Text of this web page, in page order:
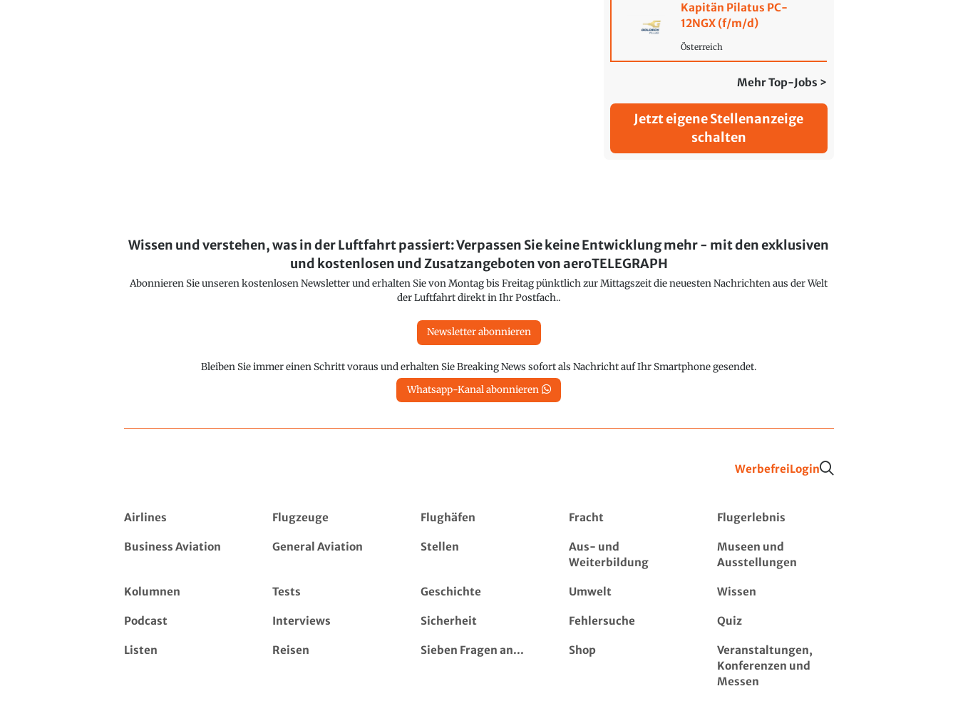
Kapitän Pilatus PC-
12NGX (f/m/d)
Österreich
Mehr Top-Jobs >
Jetzt eigene Stellenanzeige
schalten
Wissen und verstehen, was in der Luftfahrt passiert: Verpassen Sie keine Entwicklung mehr - mit den exklusiven
und kostenlosen und Zusatzangeboten von aeroTELEGRAPH
Abonnieren Sie unseren kostenlosen Newsletter und erhalten Sie von Montag bis Freitag pünktlich zur Mittagszeit die neuesten Nachrichten aus der Welt
der Luftfahrt direkt in Ihr Postfach..
Newsletter abonnieren
Bleiben Sie immer einen Schritt voraus und erhalten Sie Breaking News sofort als Nachricht auf Ihr Smartphone gesendet.
Whatsapp-Kanal abonnieren
WerbefreiLogin
Airlines Flugzeuge Flughäfen Fracht Flugerlebnis
Business Aviation General Aviation Stellen
Aus- und
Weiterbildung
Museen und
Ausstellungen
Kolumnen Tests Geschichte Umwelt Wissen
Podcast Interviews Sicherheit Fehlersuche Quiz
Listen Reisen Sieben Fragen an... Shop
Veranstaltungen,
Konferenzen und
Messen